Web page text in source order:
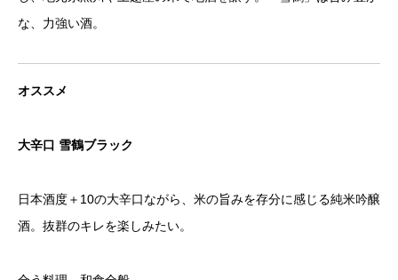
な、力強い酒。
オススメ
大辛口 雪鶴ブラック
日本酒度＋10の大辛口ながら、米の旨みを存分に感じる純米吟醸
酒。抜群のキレを楽しみたい。